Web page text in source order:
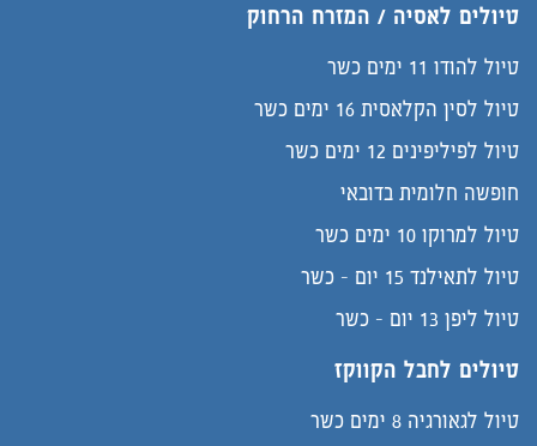
טיולים לאסיה / המזרח הרחוק
טיול להודו 11 ימים כשר
טיול לסין הקלאסית 16 ימים כשר
טיול לפיליפינים 12 ימים כשר
חופשה חלומית בדובאי
טיול למרוקו 10 ימים כשר
טיול לתאילנד 15 יום - כשר
טיול ליפן 13 יום - כשר
טיולים לחבל הקווקז
טיול לגאורגיה 8 ימים כשר